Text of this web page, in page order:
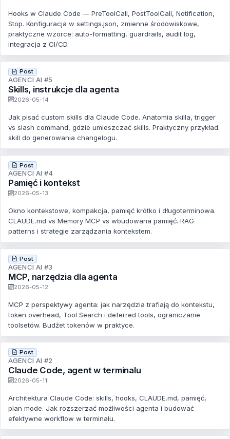
Hooks w Claude Code — PreToolCall, PostToolCall, Notification,
Stop. Konfiguracja w settings.json, zmienne środowiskowe,
praktyczne wzorce: auto-formatting, guardrails, audit log,
integracja z CI/CD.
Post
AGENCI AI #5
Skills, instrukcje dla agenta
2026-05-14
Jak pisać custom skills dla Claude Code. Anatomia skilla, trigger
vs slash command, gdzie umieszczać skills. Praktyczny przykład:
skill do generowania changelogu.
Post
AGENCI AI #4
Pamięć i kontekst
2026-05-13
Okno kontekstowe, kompakcja, pamięć krótko i długoterminowa.
CLAUDE.md vs Memory MCP vs wbudowana pamięć. RAG
patterns i strategie zarządzania kontekstem.
Post
AGENCI AI #3
MCP, narzędzia dla agenta
2026-05-12
MCP z perspektywy agenta: jak narzędzia trafiają do kontekstu,
token overhead, Tool Search i deferred tools, ograniczanie
toolsetów. Budżet tokenów w praktyce.
Post
AGENCI AI #2
Claude Code, agent w terminalu
2026-05-11
Architektura Claude Code: skills, hooks, CLAUDE.md, pamięć,
plan mode. Jak rozszerzać możliwości agenta i budować
efektywne workflow w terminalu.